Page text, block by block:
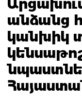
անձանց
կանխիկ